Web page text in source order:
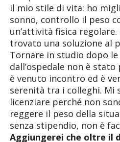
il mio stile di vita: ho
sonno, controllo il peso
un’attività fisica
trovato una soluzione al
Tornare in studio dopo
dall’ospedale non è
è venuto incontro ed è
serenità tra i colleghi. Mi
licenziare perché non
reggere il peso della
senza stipendio, non è
Aggiungerei che oltre il